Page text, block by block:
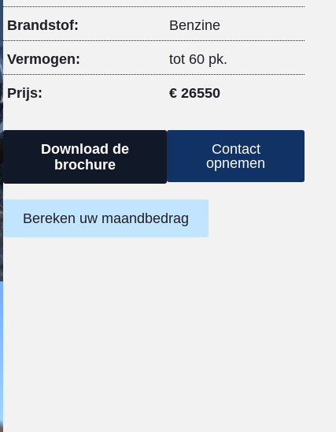
Brandstof: Benzine
Vermogen: tot 60 pk.
Prijs: € 26550
Download de
brochure
Contact
opnemen
Bereken uw maandbedrag